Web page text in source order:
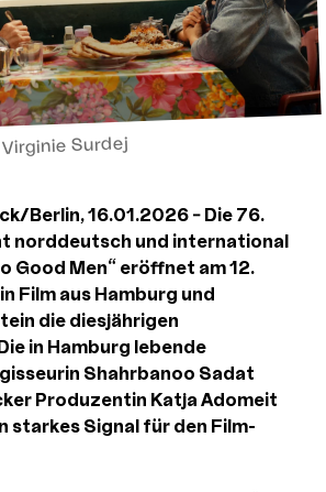
Surdej
Berlin, 16.01.2026 – Die 76.
norddeutsch und international
Good Men“ eröffnet am 12.
Film aus Hamburg und
die diesjährigen
in Hamburg lebende
Shahrbanoo Sadat
Produzentin Katja Adomeit
starkes Signal für den Film-